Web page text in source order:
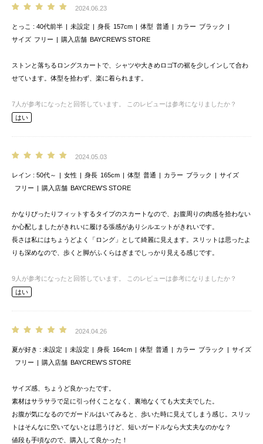
2024.06.23
とっこ 40代前半 未設定 身長 157cm 体型 普通 カラー ブラック
サイズ フリー 購入店舗 BAYCREW’S STORE
ストンと落ちるロングスカートで、シャツや大きめロゴTの裾を少しインして合わ
せています。体型を拾わず、楽に着られます。
7 人が参考になったと回答しています。
このレビューは参考になりましたか？
はい
2024.05.03
レイン 50代～ 女性 身長 165cm 体型 普通 カラー ブラック
サイズ
フリー
購入店舗 BAYCREW’S STORE
かなりぴったりフィットするタイプのスカートなので、お腹周りの肉感を拾わない
か心配しましたがきれいに履ける張感がありシルエットがきれいです。
長さは私にはちょうどよく「ロング」として綺麗に見えます。スリットは思ったよ
りも深めなので、歩くと脚がふくらはぎまでしっかり見える感じです。
9 人が参考になったと回答しています。
このレビューは参考になりましたか？
はい
2024.04.26
夏が好き 未設定 未設定 身長 164cm 体型 普通 カラー ブラック
サイズ
フリー
購入店舗 BAYCREW’S STORE
サイズ感、ちょうど良かったです。
素材はサラサラで足に引っ付くことなく、裏地なくても大丈夫でした。
お腹が気になるのでガードルはいてみると、歩いた時に見えてしまう感じ。スリッ
トはそんなに空いてないとは思うけど、短いガードルなら大丈夫なのかな？
値段も手頃なので、購入して良かった！